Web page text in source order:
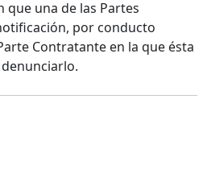
que una de las Partes
por conducto
Contratante en la que ésta